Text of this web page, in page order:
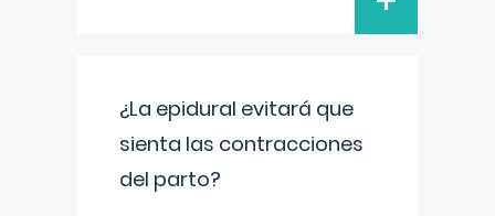
¿La epidural evitará que
sienta las contracciones
del parto?